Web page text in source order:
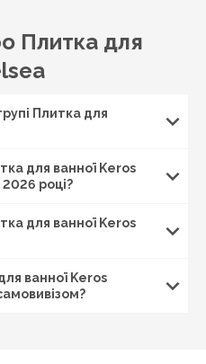
Плитка для
Плитка для
для ванної Keros
році?
для ванної Keros
ванної Keros